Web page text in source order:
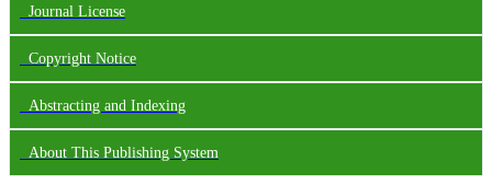
Journal License
Copyright Notice
Abstracting and Indexing
About This Publishing System